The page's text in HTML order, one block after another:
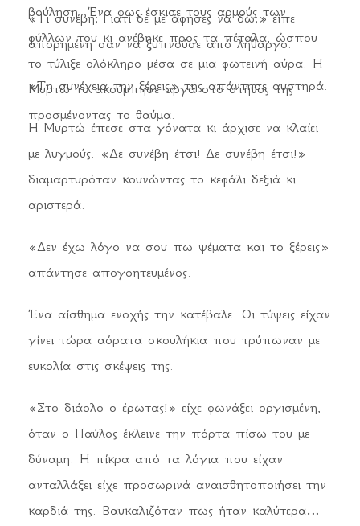
βούληση. Ένα φως έσκισε τους αρμούς των
φύλλων του κι ανέβηκε προς τα πέταλα, ώσπου
το τύλιξε ολόκληρο μέσα σε μια φωτεινή αύρα. Η
Μυρτώ το ακούμπησε αργά στο στήθος της
προσμένοντας το θαύμα.
«Τι συνέβη; Γιατί δε με άφησες να δω;» είπε
απορημένη σαν να ξυπνούσε από λήθαργο.
«Τη συνέχεια την ξέρεις» της απάντησε αυστηρά.
Η Μυρτώ έπεσε στα γόνατα κι άρχισε να κλαίει
με λυγμούς. «Δε συνέβη έτσι! Δε συνέβη έτσι!»
διαμαρτυρόταν κουνώντας το κεφάλι δεξιά κι
αριστερά.
«Δεν έχω λόγο να σου πω ψέματα και το ξέρεις»
απάντησε απογοητευμένος.
Ένα αίσθημα ενοχής την κατέβαλε. Οι τύψεις είχαν
γίνει τώρα αόρατα σκουλήκια που τρύπωναν με
ευκολία στις σκέψεις της.
«Στο διάολο ο έρωτας!» είχε φωνάξει οργισμένη,
όταν ο Παύλος έκλεινε την πόρτα πίσω του με
δύναμη. Η πίκρα από τα λόγια που είχαν
ανταλλάξει είχε προσωρινά αναισθητοποιήσει την
καρδιά της. Βαυκαλιζόταν πως ήταν καλύτερα